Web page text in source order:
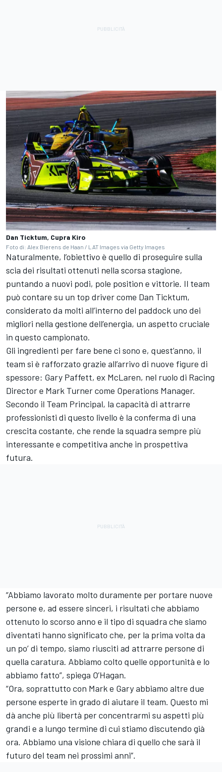
Dan Ticktum, Cupra Kiro
Foto di: Alex Bierens de Haan / LAT Images via Getty Images
Naturalmente, l’obiettivo è quello di proseguire sulla
scia dei risultati ottenuti nella scorsa stagione,
puntando a nuovi podi, pole position e vittorie. Il team
può contare su un top driver come Dan Ticktum,
considerato da molti all’interno del paddock uno dei
migliori nella gestione dell’energia, un aspetto cruciale
in questo campionato.
Gli ingredienti per fare bene ci sono e, quest’anno, il
team si è rafforzato grazie all’arrivo di nuove figure di
spessore: Gary Paffett, ex McLaren, nel ruolo di Racing
Director e Mark Turner come Operations Manager.
Secondo il Team Principal, la capacità di attrarre
professionisti di questo livello è la conferma di una
crescita costante, che rende la squadra sempre più
interessante e competitiva anche in prospettiva
futura.
“Abbiamo lavorato molto duramente per portare nuove
persone e, ad essere sinceri, i risultati che abbiamo
ottenuto lo scorso anno e il tipo di squadra che siamo
diventati hanno significato che, per la prima volta da
un po’ di tempo, siamo riusciti ad attrarre persone di
quella caratura. Abbiamo colto quelle opportunità e lo
abbiamo fatto”, spiega O’Hagan.
“Ora, soprattutto con Mark e Gary abbiamo altre due
persone esperte in grado di aiutare il team. Questo mi
dà anche più libertà per concentrarmi su aspetti più
grandi e a lungo termine di cui stiamo discutendo già
ora. Abbiamo una visione chiara di quello che sarà il
futuro del team nei prossimi anni”.